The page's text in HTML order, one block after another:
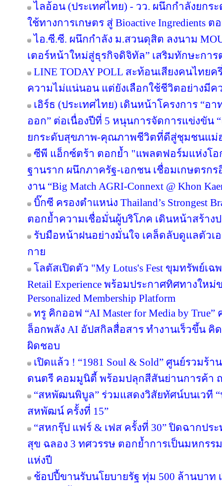
ไลอ้อน (ประเทศไทย) - วว. ผนึกกำลังยกร
ใช้ทางการเกษตร สู่ Bioactive Ingredients
ไอ.ซี.ซี. ผนึกกำลัง ม.สวนดุสิต ลงนาม
เตอร์หน้าใหม่สู่ธุรกิจดิจิทัล” เสริมทักษะกา
LINE TODAY POLL สะท้อนเสียงคนไทย
ความไม่แน่นอน แต่ยังเลือกใช้ชีวิตอย่างมีค
เอิร์ธ (ประเทศไทย) เดินหน้าโครงการ “อ
ออก” ต่อเนื่องปีที่ 5 หนุนการจัดการแข่งขัน
ยกระดับสุขภาพ-คุณภาพชีวิตที่ดีสู่ชุมชนแม่
ซีพี แอ็กซ์ตร้า ตอกย้ำ "แพลตฟอร์มแห่งโอ
ฐานราก ผนึกภาครัฐ-เอกชน เชื่อมเกษตรก
งาน “Big Match AGRI-Connext @ Khon
บิ๊กซี ครองตำแหน่ง Thailand’s Strongest
ตอกย้ำความเชื่อมั่นผู้บริโภค เดินหน้าสร้า
รับมือหน้าฝนอย่างมั่นใจ เคล็ดลับดูแลตัวเ
กาย
โลตัสเปิดตัว "My Lotus's Fest ขุมทรัพย์เ
Retail Experience พร้อมประกาศทิศทางใหม่
Personalized Membership Platform
ทรู คิกออฟ “AI Master for Media by
ล็อกพลัง AI อัปสกิลสื่อสาร ทำงานเร็วขึ้น คิ
ผิดชอบ
เปิดแล้ว ! “1981 Soul & Sold” ศูนย์รวม
ดนตรี คอมมูนิตี้ พร้อมปลุกสีสันย่านการค้า
“สหพัฒนพิบูล” ร่วมแสดงวิสัยทัศน์บนเวที
สหพัฒน์ ครั้งที่ 15”
“สหกรุ๊ป แฟร์ & เฟส ครั้งที่ 30” ปิดฉากป
สุข ฉลอง 3 ทศวรรษ ตอกย้ำการเป็นมหกร
แห่งปี
ช้อปปี้ขานรับนโยบายรัฐ ทุ่ม 500 ล้านบาท